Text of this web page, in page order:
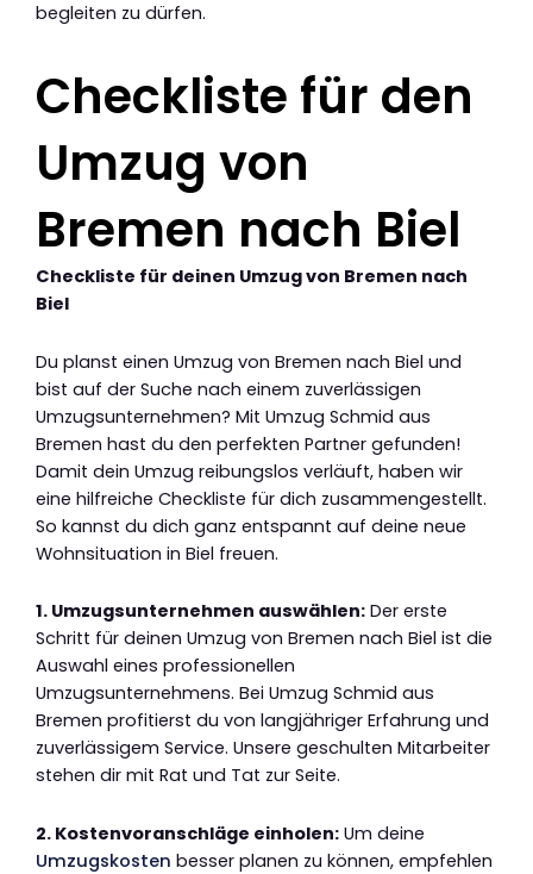
begleiten zu dürfen.
Checkliste für den
Umzug von
Bremen nach Biel
Checkliste für deinen Umzug von Bremen nach
Biel
Du planst einen Umzug von Bremen nach Biel und
bist auf der Suche nach einem zuverlässigen
Umzugsunternehmen? Mit Umzug Schmid aus
Bremen hast du den perfekten Partner gefunden!
Damit dein Umzug reibungslos verläuft, haben wir
eine hilfreiche Checkliste für dich zusammengestellt.
So kannst du dich ganz entspannt auf deine neue
Wohnsituation in Biel freuen.
1. Umzugsunternehmen auswählen: Der erste
Schritt für deinen Umzug von Bremen nach Biel ist die
Auswahl eines professionellen
Umzugsunternehmens. Bei Umzug Schmid aus
Bremen profitierst du von langjähriger Erfahrung und
zuverlässigem Service. Unsere geschulten Mitarbeiter
stehen dir mit Rat und Tat zur Seite.
2. Kostenvoranschläge einholen: Um deine
Umzugskosten besser planen zu können, empfehlen